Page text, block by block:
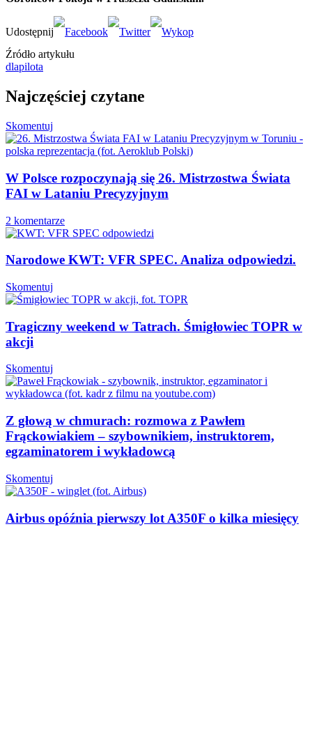
Źródło artykułu
dlapilota
Najczęściej czytane
Skomentuj
W Polsce rozpoczynają się 26. Mistrzostwa Świata
FAI w Lataniu Precyzyjnym
2 komentarze
Narodowe KWT: VFR SPEC. Analiza odpowiedzi.
Skomentuj
Tragiczny weekend w Tatrach. Śmigłowiec TOPR w
akcji
Skomentuj
Z głową w chmurach: rozmowa z Pawłem
Frąckowiakiem – szybownikiem, instruktorem,
egzaminatorem i wykładowcą
Skomentuj
Airbus opóźnia pierwszy lot A350F o kilka miesięcy